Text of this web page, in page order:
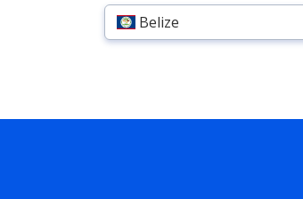
Belize